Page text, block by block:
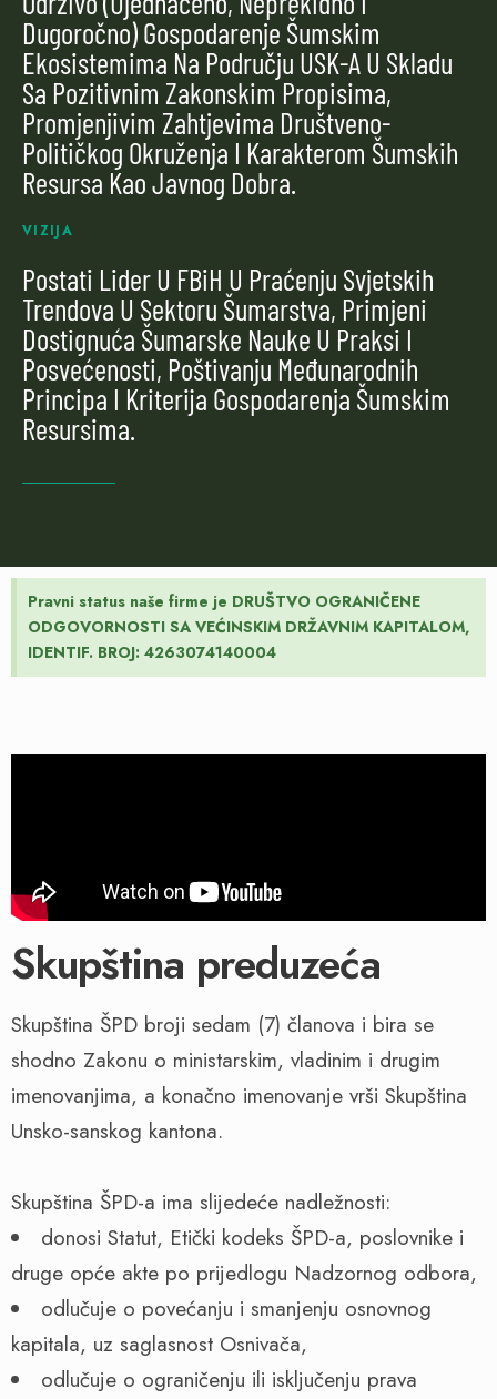
Dugoročno) Gospodarenje Šumskim
Ekosistemima Na Području USK-A U Skladu
Sa Pozitivnim Zakonskim Propisima,
Promjenjivim Zahtjevima Društveno-
Političkog Okruženja I Karakterom Šumskih
Resursa Kao Javnog Dobra.
VIZIJA
Postati Lider U FBiH U Praćenju Svjetskih
Trendova U Sektoru Šumarstva, Primjeni
Dostignuća Šumarske Nauke U Praksi I
Posvećenosti, Poštivanju Međunarodnih
Principa I Kriterija Gospodarenja Šumskim
Resursima.
Pravni status naše firme je DRUŠTVO OGRANIČENE
ODGOVORNOSTI SA VEĆINSKIM DRŽAVNIM KAPITALOM,
IDENTIF. BROJ: 4263074140004
Skupština preduzeća
Skupština ŠPD broji sedam (7) članova i bira se
shodno Zakonu o ministarskim, vladinim i drugim
imenovanjima, a konačno imenovanje vrši Skupština
Unsko-sanskog kantona.
Skupština ŠPD-a ima slijedeće nadležnosti:
donosi Statut, Etički kodeks ŠPD-a, poslovnike i
druge opće akte po prijedlogu Nadzornog odbora,
odlučuje o povećanju i smanjenju osnovnog
kapitala, uz saglasnost Osnivača,
odlučuje o ograničenju ili isključenju prava